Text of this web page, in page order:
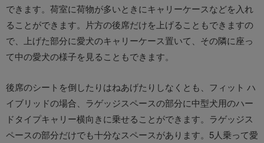
できます。荷室に荷物が多いときにキャリーケースなどを入れ
ることができます。片方の後席だけを上げることもできますの
で、上げた部分に愛犬のキャリーケース置いて、その隣に座っ
て中の愛犬の様子を見ることもできます。
後席のシートを倒したりはねあげたりしなくとも、フィット ハ
イブリッドの場合、ラゲッジスペースの部分に中型犬用のハー
ドタイプキャリー横向きに乗せることができます。ラゲッジス
ペースの部分だけでも十分なスペースがあります。5人乗って愛